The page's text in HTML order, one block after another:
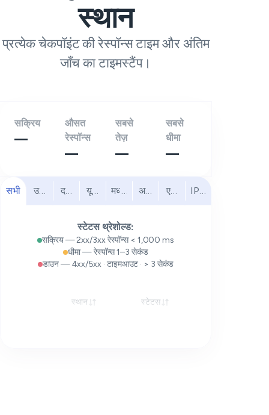
स्थान
प्रत्येक चेकपॉइंट की रेस्पॉन्स टाइम और अंतिम
जाँच का टाइमस्टैंप।
सक्रिय
—
औसत
रेस्पॉन्स
—
सबसे
तेज़
—
सबसे
धीमा
—
सभी उत्तरी अमेरिकादक्षिण अमेरिका
यूरोप मध्य पूर्व अफ्रीकाएशिया प्रशांत
IPv6
स्टेटस थ्रेशोल्ड:
सक्रिय — 2xx/3xx रेस्पॉन्स < 1,000 ms
धीमा — रेस्पॉन्स 1–3 सेकंड
डाउन — 4xx/5xx · टाइमआउट · > 3 सेकंड
स्थान स्टेटस